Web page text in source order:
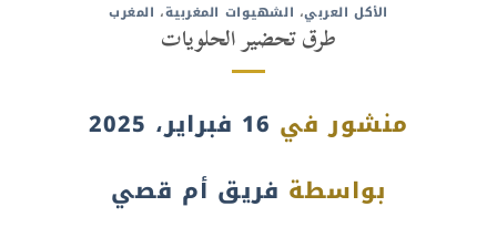
الأكل العربي، الشهيوات المغربية، المغرب
طرق تحضير الحلويات
منشور في 16 فبراير، 2025
بواسطة فريق أم قصي